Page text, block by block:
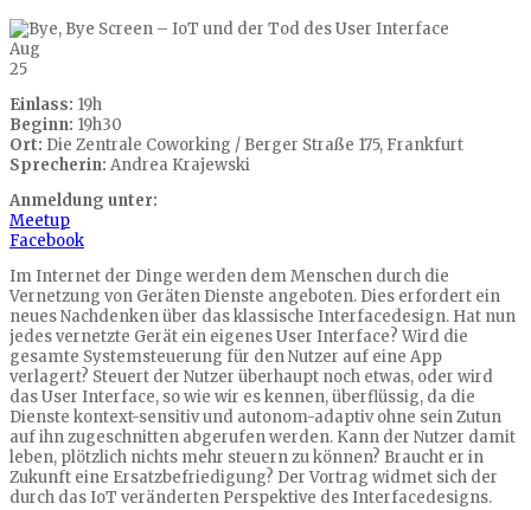
Aug
25
Einlass: 19h
Beginn: 19h30
Ort: Die Zentrale Coworking / Berger Straße 175, Frankfurt
Sprecherin: Andrea Krajewski
Anmeldung unter:
Meetup
Facebook
Im Internet der Dinge werden dem Menschen durch die
Vernetzung von Geräten Dienste angeboten. Dies erfordert ein
neues Nachdenken über das klassische Interfacedesign. Hat nun
jedes vernetzte Gerät ein eigenes User Interface? Wird die
gesamte Systemsteuerung für den Nutzer auf eine App
verlagert? Steuert der Nutzer überhaupt noch etwas, oder wird
das User Interface, so wie wir es kennen, überflüssig, da die
Dienste kontext-sensitiv und autonom-adaptiv ohne sein Zutun
auf ihn zugeschnitten abgerufen werden. Kann der Nutzer damit
leben, plötzlich nichts mehr steuern zu können? Braucht er in
Zukunft eine Ersatzbefriedigung? Der Vortrag widmet sich der
durch das IoT veränderten Perspektive des Interfacedesigns.